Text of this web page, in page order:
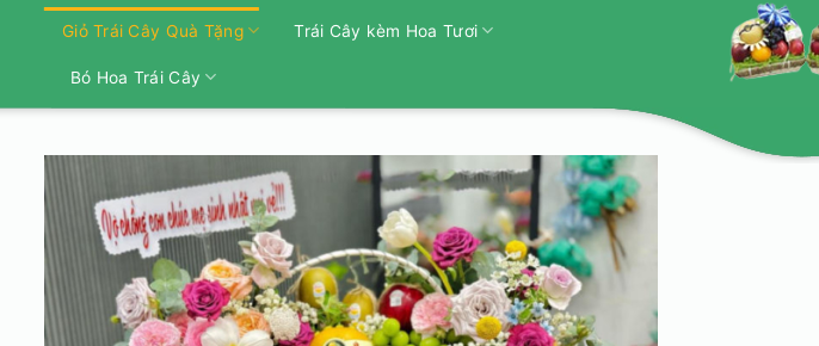
dung
Giỏ Trái Cây Quà Tặng Trái Cây kèm Hoa Tươi
Bó Hoa Trái Cây